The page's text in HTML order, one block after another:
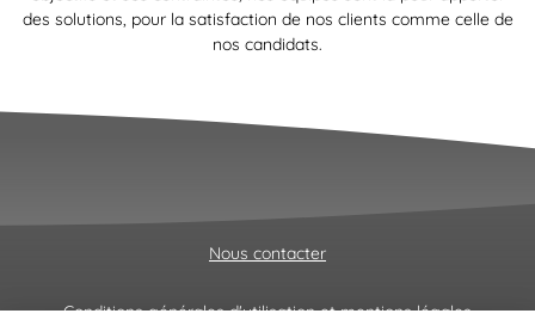
des solutions, pour la satisfaction de nos clients comme celle de
nos candidats.
Nous contacter
Conditions générales d'utilisation et mentions légales